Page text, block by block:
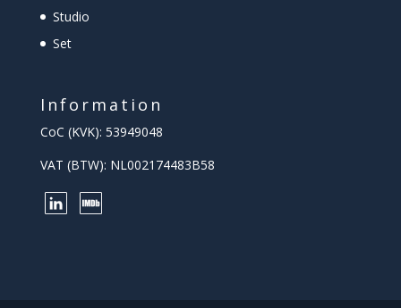
Studio
Set
Information
CoC (KVK): 53949048
VAT (BTW): NL002174483B58